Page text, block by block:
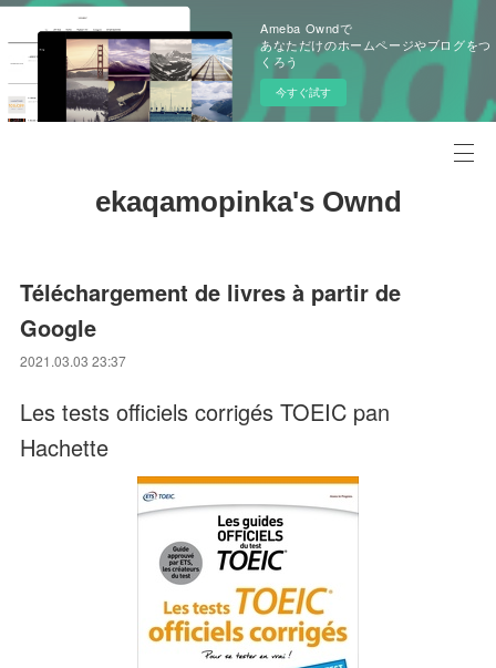
Ameba Owndで
あなただけのホームページやブログをつ
くろう
今すぐ試す
ekaqamopinka's Ownd
Téléchargement de livres à partir de
Google
2021.03.03 23:37
Les tests officiels corrigés TOEIC pan
Hachette